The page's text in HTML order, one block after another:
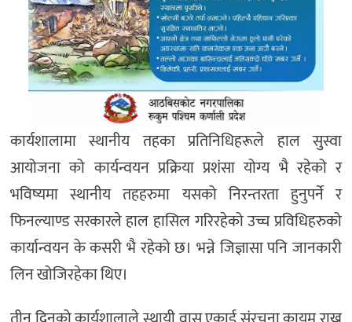
कार्यशालामा स्थानीय तहका प्रतिनिधिहरूले हाल सुस्वा
आयोजना को कार्यन्वयन प्रक्रिया प्रशंसा योग्य भै रहेको र
भविष्यमा स्थानीय तहहरुमा यसको निरन्तरता हुनुपर्ने र
फिनल्याण्ड सरकारले हाल हासिल गरिरहेको उच्च प्रविधिहरुको
कार्यान्वयन के कसरी भै रहेको छ। भन्ने जिज्ञासा पनि जानकारी
लिन खोजिरहेका थिए।